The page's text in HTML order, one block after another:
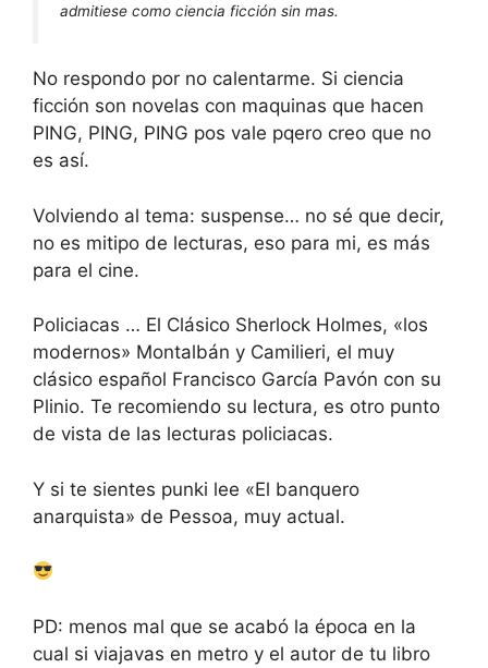
admitiese como ciencia ficción sin mas.
No respondo por no calentarme. Si ciencia
ficción son novelas con maquinas que hacen
PING, PING, PING pos vale pqero creo que no
es así.
Volviendo al tema: suspense… no sé que decir,
no es mitipo de lecturas, eso para mi, es más
para el cine.
Policiacas … El Clásico Sherlock Holmes, «los
modernos» Montalbán y Camilieri, el muy
clásico español Francisco García Pavón con su
Plinio. Te recomiendo su lectura, es otro punto
de vista de las lecturas policiacas.
Y si te sientes punki lee «El banquero
anarquista» de Pessoa, muy actual.
PD: menos mal que se acabó la época en la
cual si viajavas en metro y el autor de tu libro